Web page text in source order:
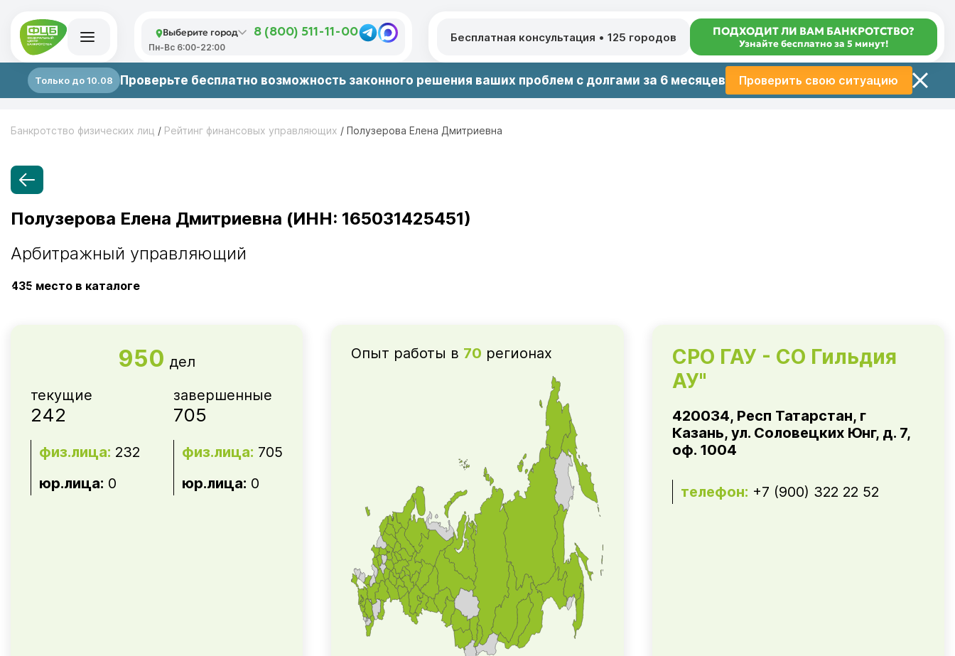
Выберите город 8 (800) 511-11-00
Пн-Вс 6:00-22:00
Бесплатная консультация • 125 городов ПОДХОДИТ ЛИ ВАМ БАНКРОТСТВО?
Узнайте бесплатно за 5 минут!
Только до 10.08 Проверьте бесплатно возможность законного решения ваших проблем с долгами за 6 месяцев Проверить свою ситуацию
Банкротство физических лиц / Рейтинг финансовых управляющих / Полузерова Елена Дмитриевна
Полузерова Елена Дмитриевна (ИНН: 165031425451)
Арбитражный управляющий
435 место в каталоге
950 дел
текущие
242
физ.лица: 232
юр.лица: 0
завершенные
705
физ.лица: 705
юр.лица: 0
Опыт работы в 70 регионах
СРО ГАУ - СО Гильдия
АУ"
420034, Респ Татарстан, г
Казань, ул. Соловецких Юнг, д. 7,
оф. 1004
телефон: +7 (900) 322 22 52